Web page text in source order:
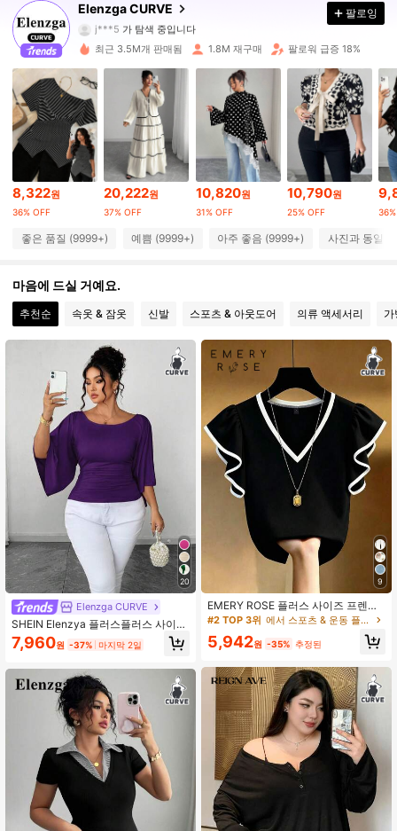
Elenzga CURVE
j***5 가 탐색 중입니다
4.84 653K 팔로워
4.84 653K 팔로워
4.84 653K 팔로워
4.84
4.84 653K 팔로워
4.84
4.84 653K 팔로워
4.84 653K 팔로워
팔로잉
최근 3.5M개 판매됨 1.8M 재구매 팔로워 급증 18%
8,322원
36% OFF
20,222원
37% OFF
10,820원
31% OFF
10,790원
25% OFF
좋은 품질 (9999+) 예쁨 (9999+) 아주 좋음 (9999+) 사진과 동일
마음에 드실 거예요.
추천순 속옷 & 잠옷 신발 스포츠 & 아웃도어 의류 액세서리
20
Elenzga CURVE
SHEIN Elenzya 플러스플러스 사이즈
여성용 니트 하이 스트레치 벨 슬리브
라운드넥 솔리드 컬러 엘레강트 티셔
7,960원 -37% 마지막 2일
9
EMERY ROSE 플러스 사이즈 프렌치
우아한 V넥 블랙 & 화이트 대비 러플
#2 TOP 3위 에서 스포츠 & 운동 플러스 사이즈 탑
5,942원 -35% 추정된